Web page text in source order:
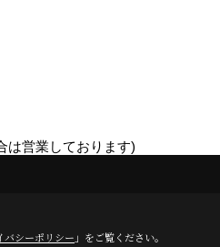
は営業しております)
Rights Reserved.
バシーポリシー 」をご覧ください。